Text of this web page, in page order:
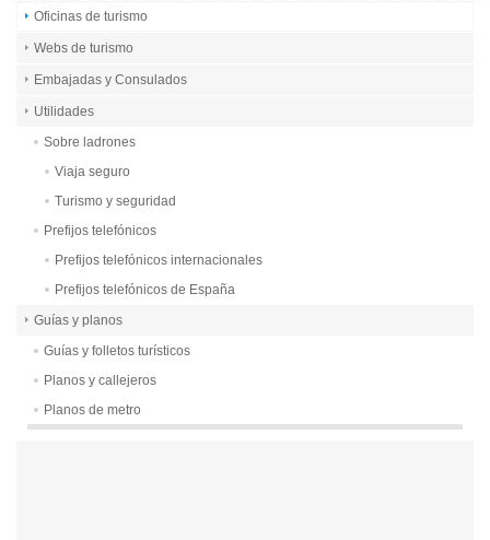
Oficinas de turismo
Webs de turismo
Embajadas y Consulados
Utilidades
Sobre ladrones
Viaja seguro
Turismo y seguridad
Prefijos telefónicos
Prefijos telefónicos internacionales
Prefijos telefónicos de España
Guías y planos
Guías y folletos turísticos
Planos y callejeros
Planos de metro